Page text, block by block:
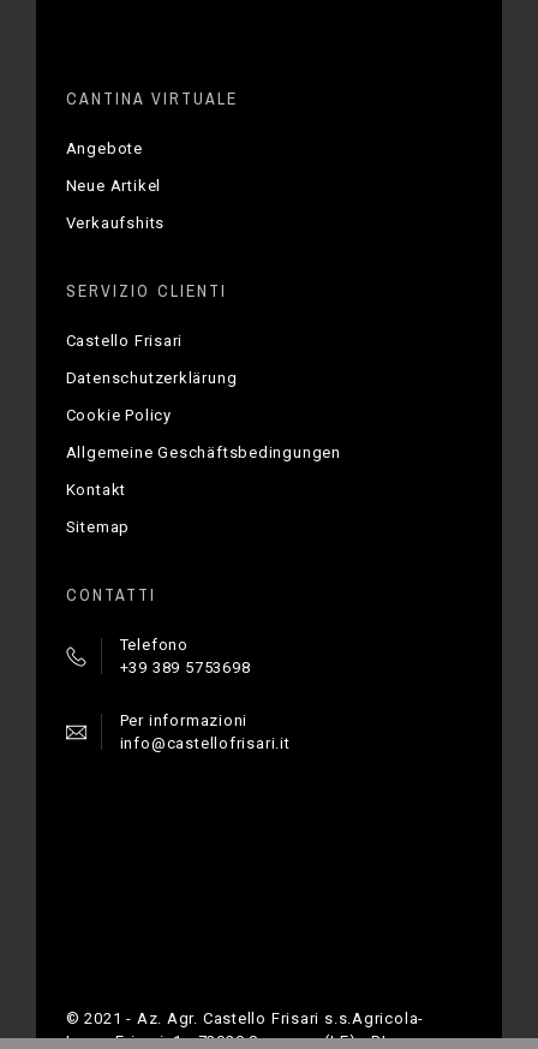
CANTINA VIRTUALE
Angebote
Neue Artikel
Verkaufshits
SERVIZIO CLIENTI
Castello Frisari
Datenschutzerklärung
Cookie Policy
Allgemeine Geschäftsbedingungen
Kontakt
Sitemap
CONTATTI
Telefono
+39 389 5753698
Per informazioni
info@castellofrisari.it
© 2021 - Az. Agr. Castello Frisari s.s.Agricola-
Largo Frisari, 1 - 73020 Scorrano (LE) - P.Iva